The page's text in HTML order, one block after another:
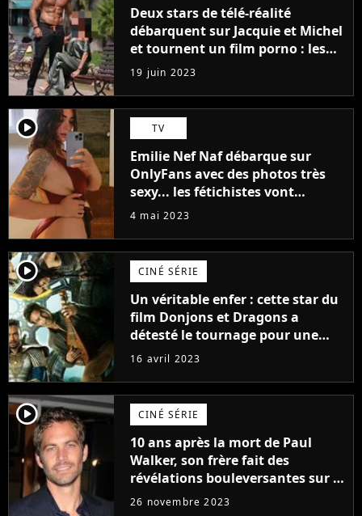
Deux stars de télé-réalité
débarquent sur Jacquie et Michel
et tournent un film porno : les
premières images du tournage
(exclu)
19 juin 2023
player2 TV
Emilie Nef Naf débarque sur
OnlyFans avec des photos très
sexy... les fétichistes vont
prendre leur pied !
4 mai 2023
player2 CINÉ SÉRIE
Un véritable enfer : cette star du
film Donjons et Dragons a
détesté le tournage pour une
raison très spéciale
16 avril 2023
player2 CINÉ SÉRIE
10 ans après la mort de Paul
Walker, son frère fait des
révélations bouleversantes sur la
réaction des acteurs de Fast and
26 novembre 2023